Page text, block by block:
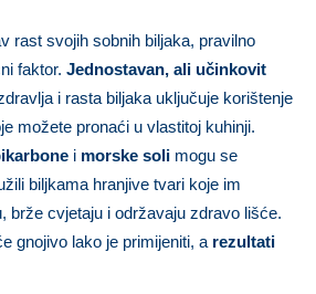
rast svojih sobnih biljaka, pravilno
faktor. Jednostavan, ali učinkovit
i rasta biljaka uključuje korištenje
možete pronaći u vlastitoj kuhinji.
i morske soli mogu se
biljkama hranjive tvari koje im
brže cvjetaju i održavaju zdravo lišće.
gnojivo lako je primijeniti, a rezultati